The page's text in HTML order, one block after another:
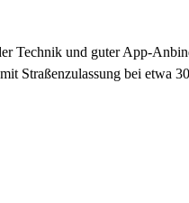
Technik und guter App-
Straßenzulassung bei etwa